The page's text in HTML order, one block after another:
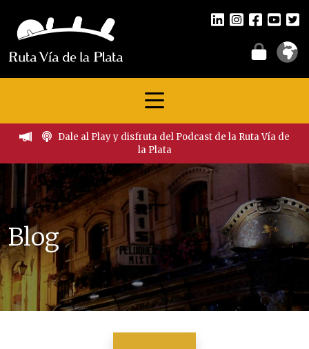
Dale al Play y disfruta del Podcast de la Ruta Vía de
la Plata
Blog